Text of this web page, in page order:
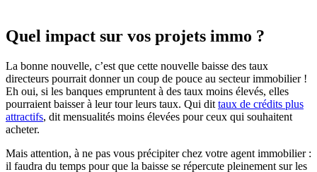
Quel impact sur vos projets immo ?
La bonne nouvelle, c’est que cette nouvelle baisse des taux
directeurs pourrait donner un coup de pouce au secteur immobilier !
Eh oui, si les banques empruntent à des taux moins élevés, elles
pourraient baisser à leur tour leurs taux. Qui dit taux de crédits plus
attractifs, dit mensualités moins élevées pour ceux qui souhaitent
acheter.
Mais attention, à ne pas vous précipiter chez votre agent immobilier :
il faudra du temps pour que la baisse se répercute pleinement sur les